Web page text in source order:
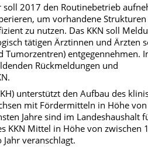
soll 2017 den Routinebetrieb
um vorhandene
zu nutzen. Das KKN soll
tätigen Ärztinnen und Ärzten
Tumorzentren) entgegennehmen.
Rückmeldungen und
unterstützt den Aufbau des
mit Fördermitteln in Höhe
Jahre sind im Landeshaushalt
KKN Mittel in Höhe von zwischen
veranschlagt.